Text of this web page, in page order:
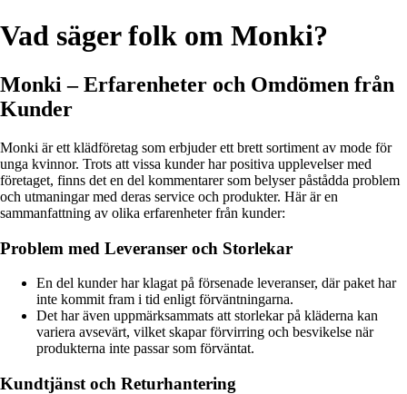
Vad säger folk om Monki?
Monki – Erfarenheter och Omdömen från
Kunder
Monki är ett klädföretag som erbjuder ett brett sortiment av mode för
unga kvinnor. Trots att vissa kunder har positiva upplevelser med
företaget, finns det en del kommentarer som belyser påstådda problem
och utmaningar med deras service och produkter. Här är en
sammanfattning av olika erfarenheter från kunder:
Problem med Leveranser och Storlekar
En del kunder har klagat på försenade leveranser, där paket har
inte kommit fram i tid enligt förväntningarna.
Det har även uppmärksammats att storlekar på kläderna kan
variera avsevärt, vilket skapar förvirring och besvikelse när
produkterna inte passar som förväntat.
Kundtjänst och Returhantering